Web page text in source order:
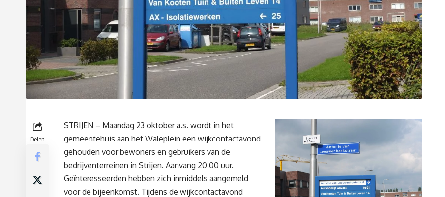
Delen
STRIJEN – Maandag 23 oktober a.s. wordt in het
gemeentehuis aan het Waleplein een wijkcontactavond
gehouden voor bewoners en gebruikers van de
bedrijventerreinen in Strijen. Aanvang 20.00 uur.
Geïnteresseerden hebben zich inmiddels aangemeld
voor de bijeenkomst. Tijdens de wijkcontactavond